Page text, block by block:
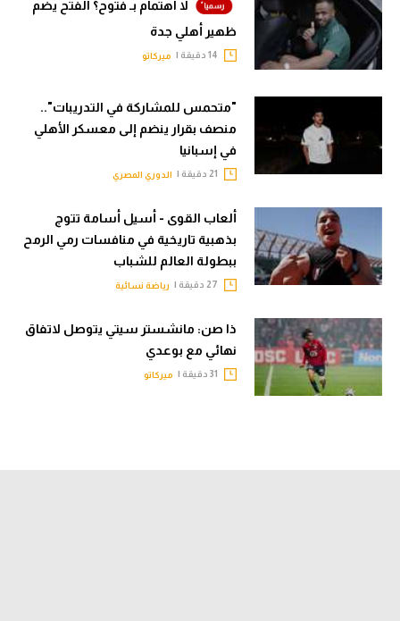
لا اهتمام بـ فتوح؟ الفتح يضم
ظهير أهلي جدة
ميركاتو
"متحمس للمشاركة في التدريبات"..
منصف بقرار ينضم إلى معسكر الأهلي
في إسبانيا
الدوري المصري
ألعاب القوى - أسيل أسامة تتوج
بذهبية تاريخية في منافسات رمي الرمح
ببطولة العالم للشباب
رياضة نسائية
ذا صن: مانشستر سيتي يتوصل لاتفاق
نهائي مع بوعدي
ميركاتو